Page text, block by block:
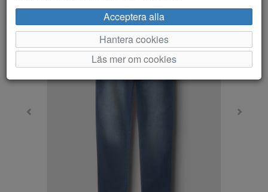
Acceptera alla
Hantera cookies
Läs mer om cookies